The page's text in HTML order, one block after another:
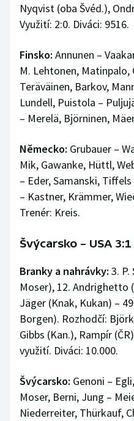
Nyqvist (oba Švéd.),
Využití: 2:0. Diváci: 9516.
Finsko: Annunen –
M. Lehtonen, Matinpalo,
Teräväinen, Barkov,
Lundell, Puistola –
– Merelä, Björninen,
Německo: Grubauer –
Mik, Gawanke, Hüttl,
– Eder, Samanski,
– Kastner, Krämmer,
Trenér: Kreis.
Švýcarsko – USA
Branky a nahrávky: 3.
Moser), 12. Andrighetto
Jäger (Knak, Kukan) –
Borgen). Rozhodčí:
Gibbs (Kan.), Rampír
využití. Diváci: 10.000.
Švýcarsko: Genoni –
Moser, Berni, Jung –
Niederreiter, Thürkauf,